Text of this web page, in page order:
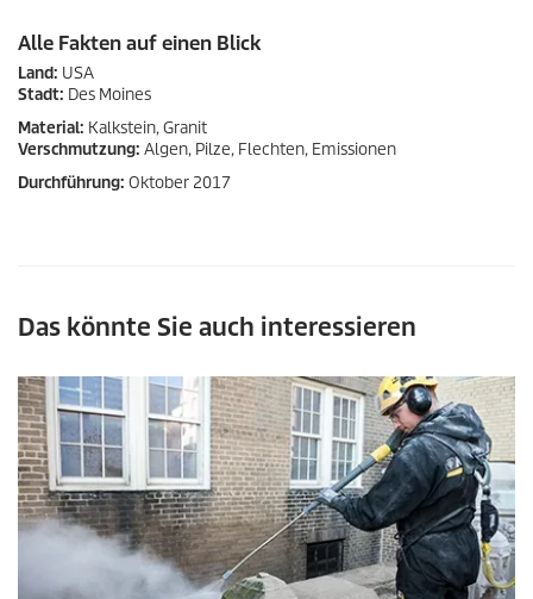
Alle Fakten auf einen Blick
Land: USA
Stadt: Des Moines
Material: Kalkstein, Granit
Verschmutzung: Algen, Pilze, Flechten, Emissionen
Durchführung: Oktober 2017
Das könnte Sie auch interessieren